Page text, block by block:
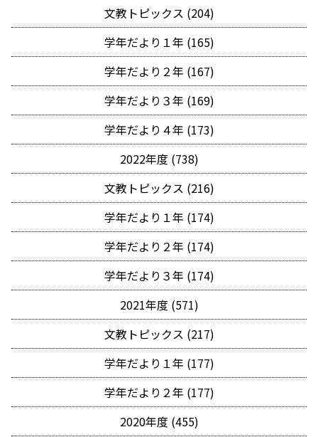
文教トピックス (204)
学年だより１年 (165)
学年だより２年 (167)
学年だより３年 (169)
学年だより４年 (173)
2022年度 (738)
文教トピックス (216)
学年だより１年 (174)
学年だより２年 (174)
学年だより３年 (174)
2021年度 (571)
文教トピックス (217)
学年だより１年 (177)
学年だより２年 (177)
2020年度 (455)